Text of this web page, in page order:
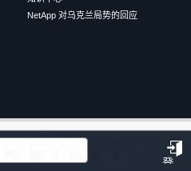
登
NetApp 对乌克兰局势的回应
条款和条件
隐私政策